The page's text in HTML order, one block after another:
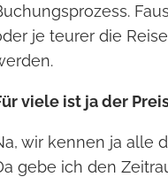
je teurer die
viele ist ja der
wir kennen ja alle
gebe ich den